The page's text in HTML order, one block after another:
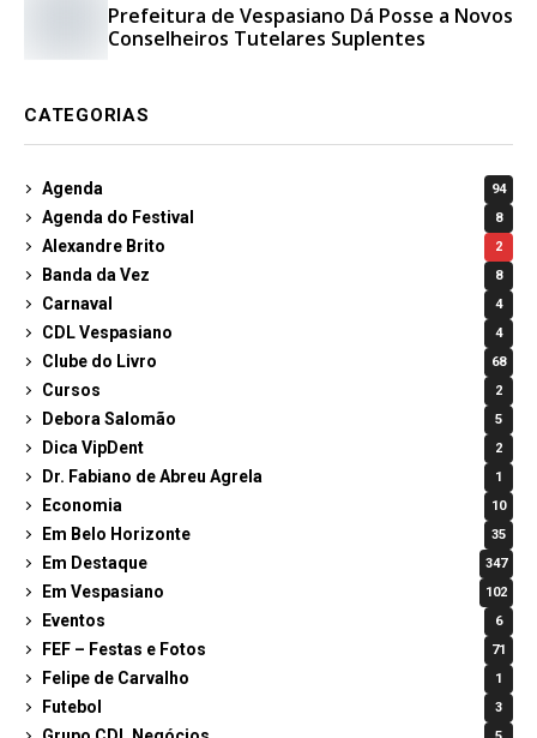
Prefeitura de Vespasiano Dá Posse a Novos
Conselheiros Tutelares Suplentes
CATEGORIAS
Agenda 94
Agenda do Festival 8
Alexandre Brito 2
Banda da Vez 8
Carnaval 4
CDL Vespasiano 4
Clube do Livro 68
Cursos 2
Debora Salomão 5
Dica VipDent 2
Dr. Fabiano de Abreu Agrela 1
Economia 10
Em Belo Horizonte 35
Em Destaque 347
Em Vespasiano 102
Eventos 6
FEF – Festas e Fotos 71
Felipe de Carvalho 1
Futebol 3